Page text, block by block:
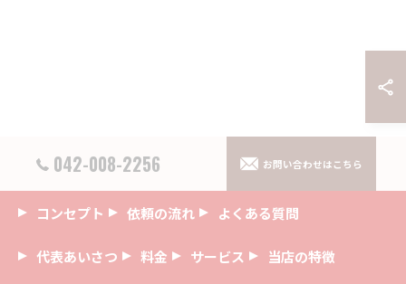
042-008-2256 お問い合わせはこちら
コンセプト 依頼の流れ よくある質問
代表あいさつ 料金 サービス 当店の特徴